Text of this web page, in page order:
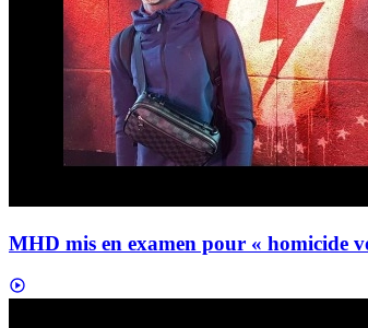
MHD mis en examen pour « homicide